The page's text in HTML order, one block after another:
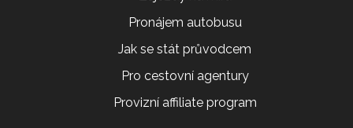
Pronájem autobusu
Jak se stát průvodcem
Pro cestovní agentury
Provizní affiliate program